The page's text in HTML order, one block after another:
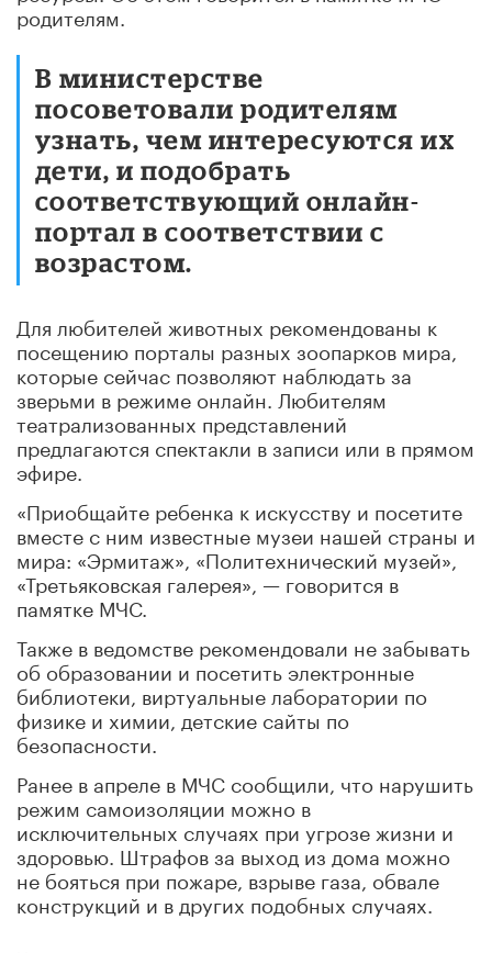
родителям.
В министерстве
посоветовали родителям
узнать, чем интересуются их
дети, и подобрать
соответствующий онлайн-
портал в соответствии с
возрастом.
Для любителей животных рекомендованы к
посещению порталы разных зоопарков мира,
которые сейчас позволяют наблюдать за
зверьми в режиме онлайн. Любителям
театрализованных представлений
предлагаются спектакли в записи или в прямом
эфире.
«Приобщайте ребенка к искусству и посетите
вместе с ним известные музеи нашей страны и
мира: «Эрмитаж», «Политехнический музей»,
«Третьяковская галерея», — говорится в
памятке МЧС.
Также в ведомстве рекомендовали не забывать
об образовании и посетить электронные
библиотеки, виртуальные лаборатории по
физике и химии, детские сайты по
безопасности.
Ранее в апреле в МЧС сообщили, что нарушить
режим самоизоляции можно в
исключительных случаях при угрозе жизни и
здоровью. Штрафов за выход из дома можно
не бояться при пожаре, взрыве газа, обвале
конструкций и в других подобных случаях.